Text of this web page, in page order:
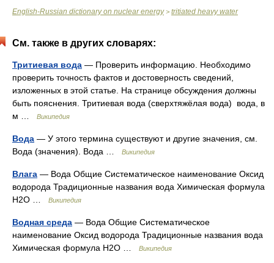
English-Russian dictionary on nuclear energy> tritiated heavy water
См. также в других словарях:
Тритиевая вода — Проверить информацию. Необходимо
проверить точность фактов и достоверность сведений,
изложенных в этой статье. На странице обсуждения должны
быть пояснения. Тритиевая вода (сверхтяжёлая вода) вода, в
м …
Википедия
Вода — У этого термина существуют и другие значения, см.
Вода (значения). Вода …
Википедия
Влага — Вода Общие Систематическое наименование Оксид
водорода Традиционные названия вода Химическая формула
Н2O …
Википедия
Водная среда — Вода Общие Систематическое
наименование Оксид водорода Традиционные названия вода
Химическая формула Н2O …
Википедия